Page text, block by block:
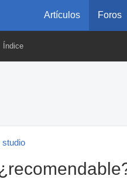
Artículos Foros
Índice
studio